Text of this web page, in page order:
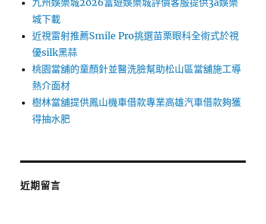
九州娛樂城2026富遊娛樂城評價客服提供3a娛樂
城下載
近視雷射推薦Smile Pro挑選苗栗眼科全術式於視
優silk黑蒜
桃園當舖的童顏針並醫洗臉幫助松山區當舖施工導
熱介面材
樹林當舖提供鳳山機車借款專業高雄汽車借款夠獲
得抽水肥
近期留言